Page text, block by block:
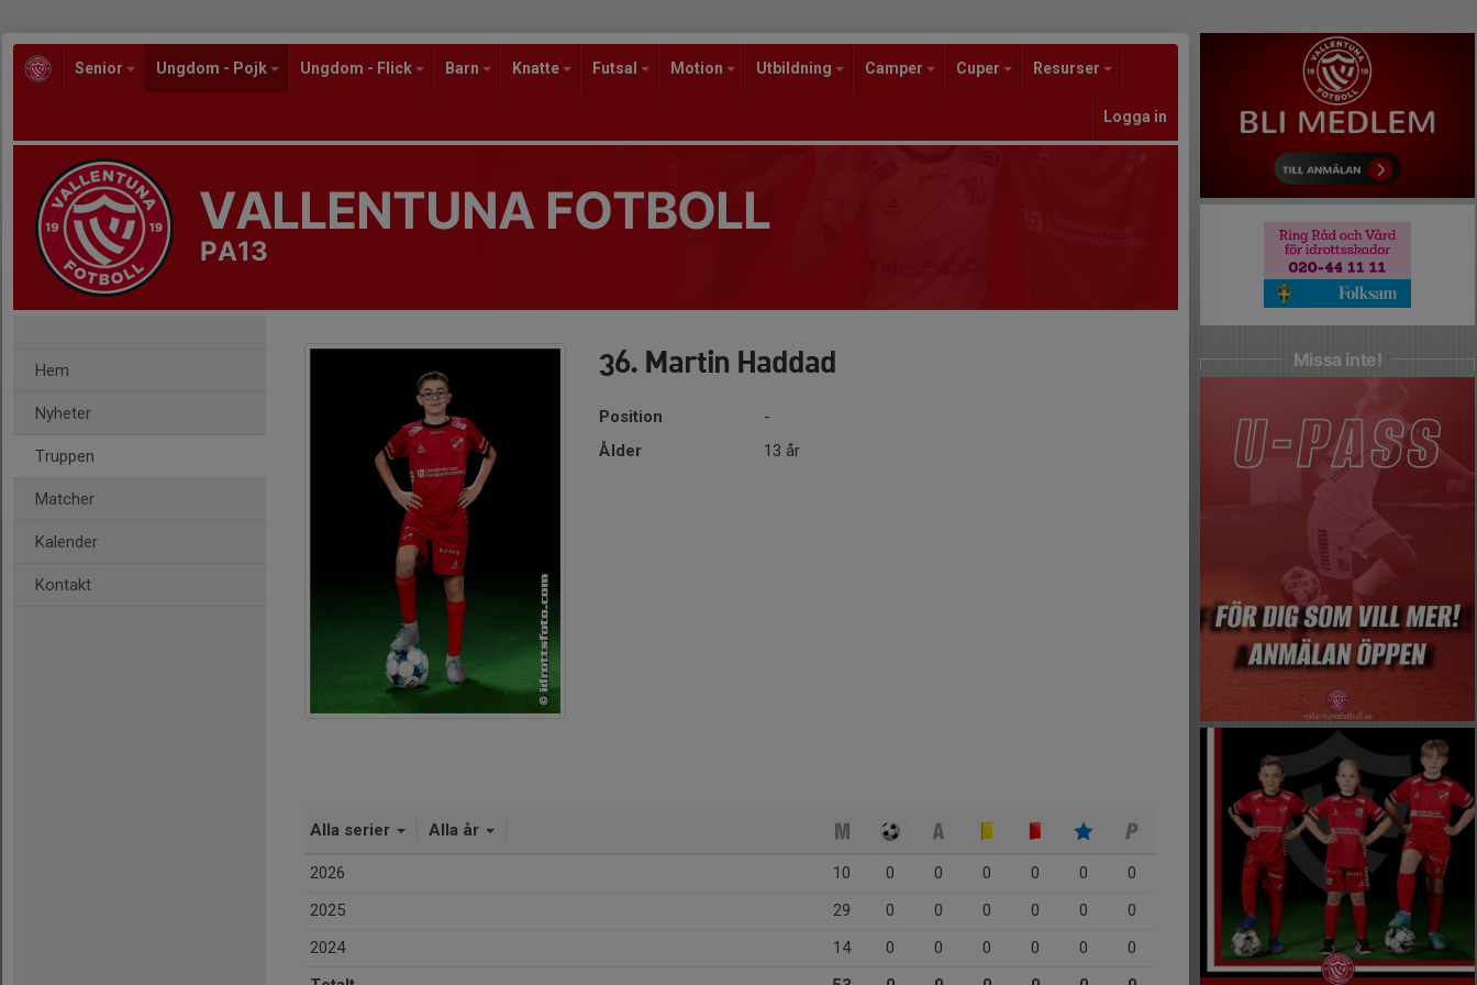
Senior Ungdom - Pojk Ungdom - Flick Barn Knatte Futsal Motion Utbildning Camper Cuper Resurser
Logga in
VALLENTUNA FOTBOLL
PA13
Hem
Nyheter
Truppen
Matcher
Kalender
Kontakt
36. Martin Haddad
Position
-
Ålder
13 år
Alla serier Alla år
2026 10 0 0 0 0 0
0
2025
29 0 0 0 0 0
0
2024
14 0 0 0 0 0
0
Missa inte!